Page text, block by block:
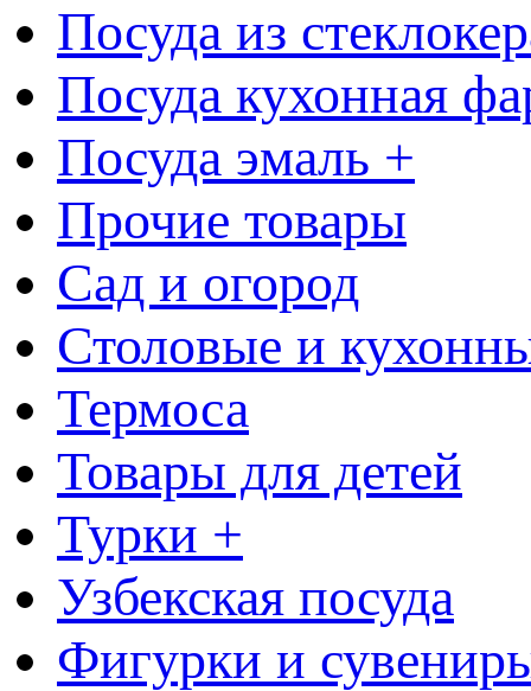
Посуда из
Посуда кухонная
Посуда эмаль +
Прочие товары
Сад и огород
Столовые и
Термоса
Товары для детей
Турки +
Узбекская посуда
Фигурки и